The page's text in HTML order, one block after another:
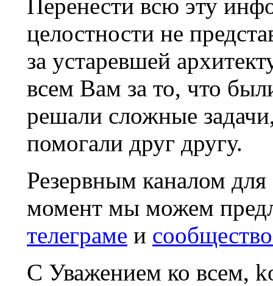
Перенести всю эту
целостности не
за устаревшей
всем Вам за то, что
решали сложные
помогали друг другу.
Резервным каналом
момент мы можем
телеграме и
С Уважением ко всем,